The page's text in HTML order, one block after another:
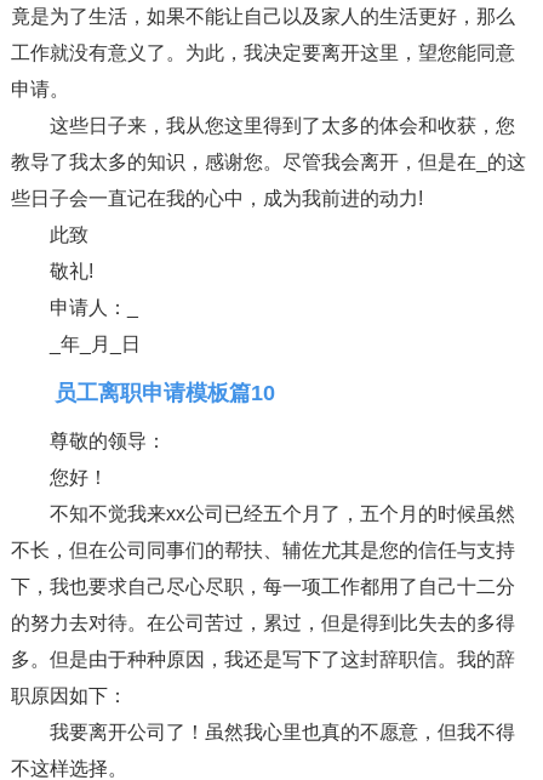
竟是为了生活，如果不能让自己以及家人的生活更好，那么
工作就没有意义了。为此，我决定要离开这里，望您能同意
申请。
这些日子来，我从您这里得到了太多的体会和收获，您
教导了我太多的知识，感谢您。尽管我会离开，但是在_的这
些日子会一直记在我的心中，成为我前进的动力!
此致
敬礼!
申请人：_
_年_月_日
员工离职申请模板篇10
尊敬的领导：
您好！
不知不觉我来xx公司已经五个月了，五个月的时候虽然
不长，但在公司同事们的帮扶、辅佐尤其是您的信任与支持
下，我也要求自己尽心尽职，每一项工作都用了自己十二分
的努力去对待。在公司苦过，累过，但是得到比失去的多得
多。但是由于种种原因，我还是写下了这封辞职信。我的辞
职原因如下：
我要离开公司了！虽然我心里也真的不愿意，但我不得
不这样选择。